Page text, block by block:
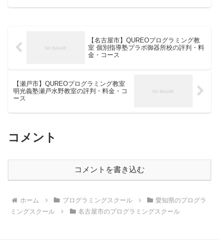
【名古屋市】QUREOプログラミング教
室 個別指導塾プラボ御器所校の評判・料
金・コース
【瀬戸市】QUREOプログラミング教室
明光義塾瀬戸水野教室の評判・料金・コ
ース
コメント
コメントを書き込む
ホーム プログラミングスクール
愛知県のプログラ
ミングスクール
名古屋市のプログラミングスクール